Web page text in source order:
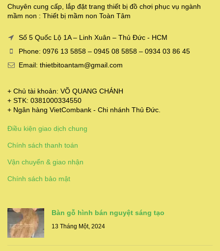
Chuyên cung cấp, lắp đặt trang thiết bị đồ chơi phục vụ ngành
mầm non : Thiết bị mầm non Toàn Tâm
Số 5 Quốc Lộ 1A – Linh Xuân – Thủ Đức - HCM
Phone: 0976 13 5858 – 0945 08 5858 – 0934 03 86 45
Email: thietbitoantam@gmail.com
+ Chủ tài khoản: VÕ QUANG CHÁNH
+ STK: 0381000334550
+ Ngân hàng VietCombank - Chi nhánh Thủ Đức.
Điều kiện giao dịch chung
Chính sách thanh toán
Vận chuyển & giao nhận
Chính sách bảo mật
Bàn gỗ hình bán nguyệt sáng tạo
13 Tháng Một, 2024